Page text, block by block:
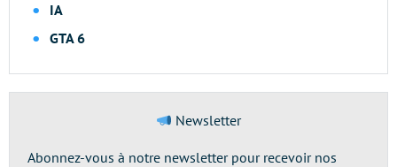
IA
GTA 6
Newsletter
Abonnez-vous à notre newsletter pour recevoir nos